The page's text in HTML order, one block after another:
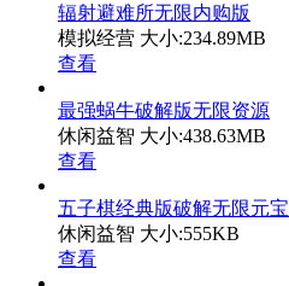
辐射避难所无限内购版
模拟经营 大小:234.89MB
查看
最强蜗牛破解版无限资源
休闲益智 大小:438.63MB
查看
五子棋经典版破解无限元宝
休闲益智 大小:555KB
查看